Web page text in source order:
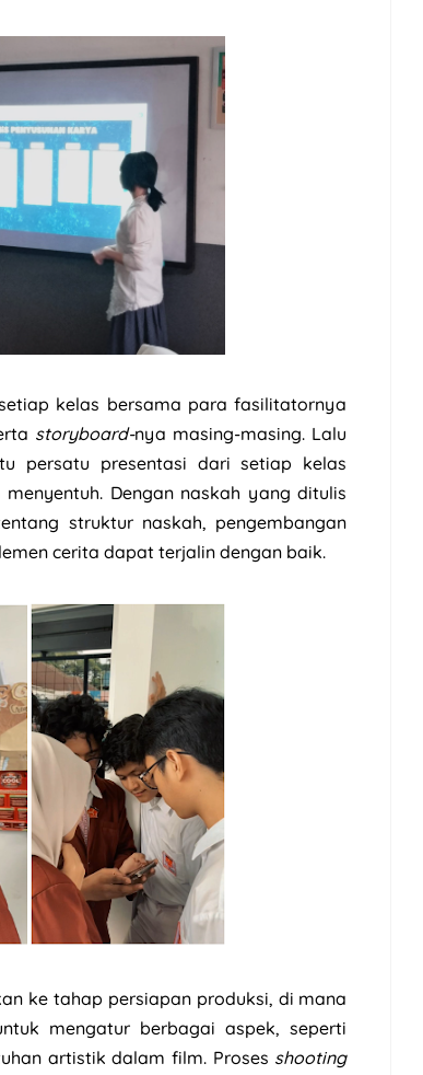
kelas bersama para fasilitatornya
storyboard-nya masing-masing. Lalu
persatu presentasi dari setiap kelas
Dengan naskah yang ditulis
struktur naskah, pengembangan
cerita dapat terjalin dengan baik.
ke tahap persiapan produksi, di mana
mengatur berbagai aspek, seperti
artistik dalam film. Proses shooting